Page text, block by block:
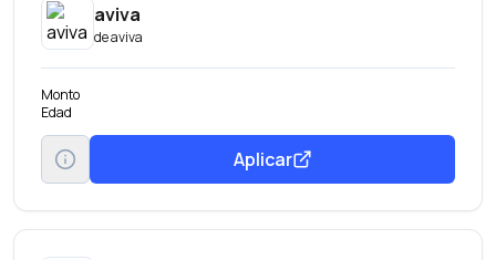
aviva
deaviva
Monto
Edad
Aplicar